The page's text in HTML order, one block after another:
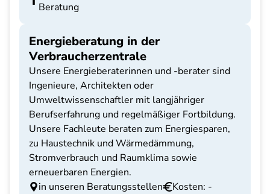
Beratung
Energieberatung in der
Verbraucherzentrale
Unsere Energieberaterinnen und -berater sind
Ingenieure, Architekten oder
Umweltwissenschaftler mit langjähriger
Berufserfahrung und regelmäßiger Fortbildung.
Unsere Fachleute beraten zum Energiesparen,
zu Haustechnik und Wärmedämmung,
Stromverbrauch und Raumklima sowie
erneuerbaren Energien.
in unseren Beratungsstellen
Kosten: -